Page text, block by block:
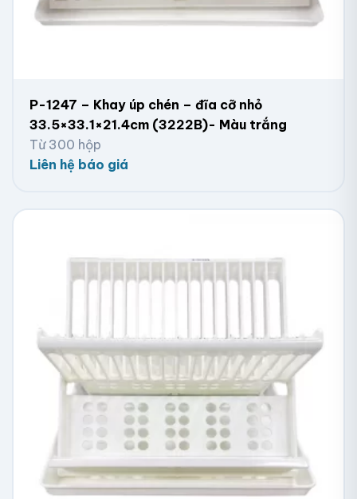
P-1247 – Khay úp chén – đĩa cỡ nhỏ
33.5×33.1×21.4cm (3222B)- Màu trắng
Từ 300 hộp
Liên hệ báo giá